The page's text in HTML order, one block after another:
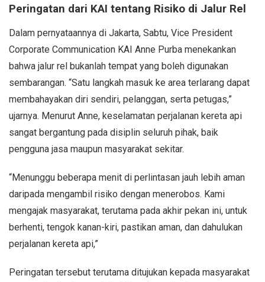
Peringatan dari KAI tentang Risiko di Jalur Rel
Dalam pernyataannya di Jakarta, Sabtu, Vice President
Corporate Communication KAI Anne Purba menekankan
bahwa jalur rel bukanlah tempat yang boleh digunakan
sembarangan. “Satu langkah masuk ke area terlarang dapat
membahayakan diri sendiri, pelanggan, serta petugas,”
ujarnya. Menurut Anne, keselamatan perjalanan kereta api
sangat bergantung pada disiplin seluruh pihak, baik
pengguna jasa maupun masyarakat sekitar.
“Menunggu beberapa menit di perlintasan jauh lebih aman
daripada mengambil risiko dengan menerobos. Kami
mengajak masyarakat, terutama pada akhir pekan ini, untuk
berhenti, tengok kanan-kiri, pastikan aman, dan dahulukan
perjalanan kereta api,”
Peringatan tersebut terutama ditujukan kepada masyarakat